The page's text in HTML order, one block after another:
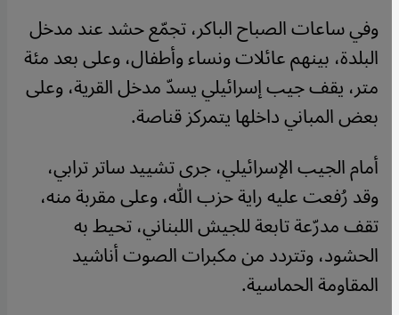
وفي ساعات الصباح الباكر، تجمّع حشد عند مدخل
البلدة، بينهم عائلات ونساء وأطفال، وعلى بعد مئة
متر، يقف جيب إسرائيلي يسدّ مدخل القرية، وعلى
بعض المباني داخلها يتمركز قناصة.
أمام الجيب الإسرائيلي، جرى تشييد ساتر ترابي،
وقد رُفعت عليه راية حزب الله، وعلى مقربة منه،
تقف مدرّعة تابعة للجيش اللبناني، تحيط به
الحشود، وتتردد من مكبرات الصوت أناشيد
المقاومة الحماسية.